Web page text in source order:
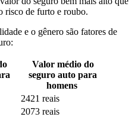
risco de furto e roubo.
e o gênero são fatores de
Valor médio do
seguro auto para
homens
2421 reais
2073 reais